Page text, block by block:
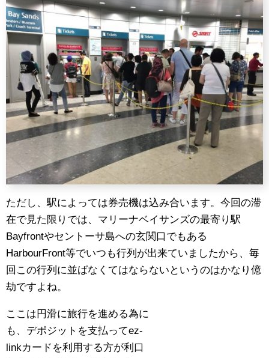
ただし、駅によっては券売機は込み合います。今回の滞
在で見た限りでは、マリーナベイサンズの最寄り駅
Bayfrontやセントーサ島への玄関口でもある
HarbourFront等でいつも行列が出来ていましたから、毎
回この行列に並ばなくてはならないというのはかなり億
劫ですよね。
ここは円滑に旅行を進める為に
も、デポジットを支払ってez-
linkカードを利用する方が利口